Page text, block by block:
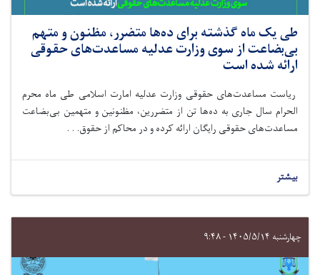
طی یک ماه گذشته برای ده‌ها متضرر، مظنون و متهم
بی‌بضاعت از سوی وزارت عدلیه مساعدت‌های حقوقی
ارائه شده است
ریاست مساعدت‌های حقوقی وزارت عدلیه امارت اسلامی طی ماه‌ محرم
الحرام سال جاری به ده‌ها تن از متضررین، مظنونین و متهمین بی‌بضاعت
مساعدت‌های حقوقی رایگان ارائه کرده و در محاکم از حقوق. . .
بیشتر
چهارشنبه ۱۴۰۵/۵/۱۴ - ۹:۴۸